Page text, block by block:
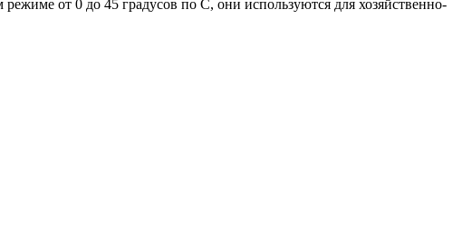
от 0 до 45 градусов по С, они используются для хозяйственно-